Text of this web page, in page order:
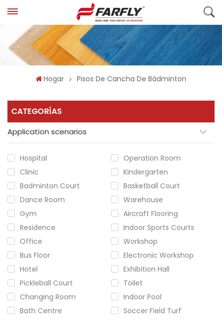
Hogar Pisos De Cancha De Bádminton
CATEGORÍAS
Application scenarios
Hospital
Operation Room
Clinic
Kindergarten
Badminton Court
Basketball Court
Dance Room
Warehouse
Gym
Aircraft Flooring
Residence
Indoor Sports Courts
Office
Workshop
Bus Floor
Electronic Workshop
Hotel
Exhibition Hall
Pickleball Court
Toilet
Changing Room
Indoor Pool
Bath Centre
Soccer Field Turf